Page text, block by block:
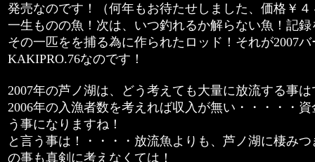
発売なのです！（何年もお待たせしました、価格￥
一生ものの魚！次は、いつ釣れるか解らない魚！記
その一匹をを捕る為に作られたロッド！それが2007
KAKIPRO.76なのです！
2007年の芦ノ湖は、どう考えても大量に放流する事
2006年の入漁者数を考えれば収入が無い・・・・・
う事になりますね！
と言う事は！・・・・放流魚よりも、芦ノ湖に棲み
の事も真剣に考えなくては！